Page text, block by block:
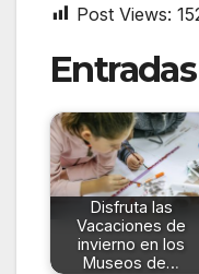
Post Views:
Disfruta las
Vacaciones de
invierno en los
Museos de…